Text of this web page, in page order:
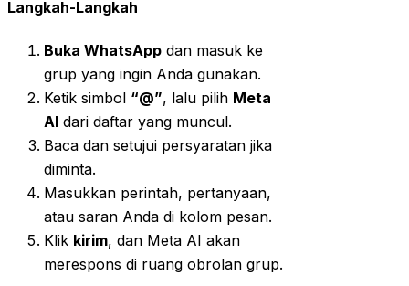
Langkah-Langkah
Buka WhatsApp dan masuk ke
grup yang ingin Anda gunakan.
Ketik simbol “@”, lalu pilih Meta
AI dari daftar yang muncul.
Baca dan setujui persyaratan jika
diminta.
Masukkan perintah, pertanyaan,
atau saran Anda di kolom pesan.
Klik kirim, dan Meta AI akan
merespons di ruang obrolan grup.